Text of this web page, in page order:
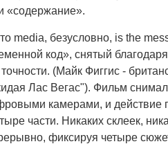
«содержание».
media, безусловно, is the
код», снятый
(Майк Фиггис -
Лас Вегас"). Фильм
камерами, и действие
части. Никаких склеек,
фиксируя четыре